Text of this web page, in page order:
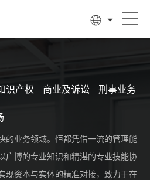
识产权 商业及诉讼 刑事业务
的业务领域。恒都凭借一流的管理能
广博的专业知识和精湛的专业技能协
现资本与实体的精准对接，致力于在